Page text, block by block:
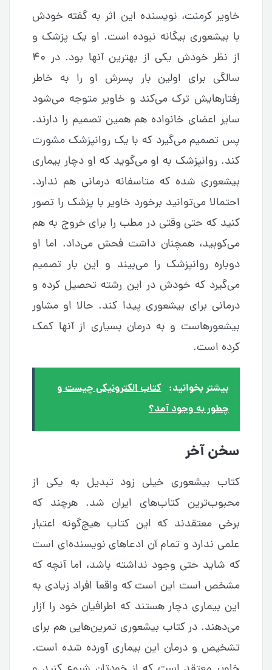
خاویر کرمنت، نویسنده این اثر به گفته خودش
با بیشعوری بیگانه نبوده‌ است. او یک پزشک و
از نظر خودش یکی از بهترین آنها بود. در ۴۰
سالگی برای اولین بار پسرش او را به خاطر
رفتارهایش ترک می‌کند و خاویر متوجه می‌شود
سایر اعضای خانواده هم همین تصمیم را دارند.
پس تصمیم می‌گیرد که با یک روانپزشک مشورت
کند. روانپزشک به او می‌گوید که او دچار بیماری
بیشعوری شده که متاسفانه درمانی هم ندارد.
احتمالا می‌توانید برخورد خاویر با پزشک را تصور
کنید که حتی وقتی در مطب را برای خروج به هم
می‌کوبید، همچنان داشت فحش می‌داد. اما او
دوباره روانپزشک را می‌بیند و این بار تصمیم
می‌گیرد که خودش در این رشته تحصیل کرده و
درمانی برای بیشعوری پیدا کند. حالا او مشاور
بیشعورهاست و به درمان بسیاری از آنها کمک
کرده است.
بیشتر بخوانید: کتاب الکترونیکی چیست و
چطور به وجود آمد؟
سخن آخر
کتاب بیشعوری خیلی زود تبدیل به یکی از
محبوب‌ترین کتاب‌های ایران شد. هرچند که
برخی معتقدند که این کتاب هیچ‌گونه اعتبار
علمی ندارد و تمام آن ادعاهای نویسنده‌ای است
که شاید حتی وجود نداشته باشد، اما آنچه که
مشخص است این است که واقعا افراد زیادی به
این بیماری دچار هستند که اطرافیان خود را آزار
می‌دهند. در کتاب بیشعوری تمرین‌هایی هم برای
تشخیص و درمان این بیماری آورده شده است.